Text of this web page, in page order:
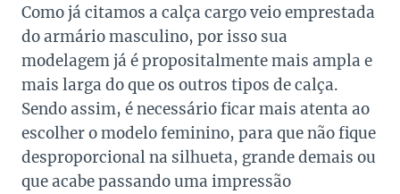
Como já citamos a calça cargo veio emprestada
do armário masculino, por isso sua
modelagem já é propositalmente mais ampla e
mais larga do que os outros tipos de calça.
Sendo assim, é necessário ficar mais atenta ao
escolher o modelo feminino, para que não fique
desproporcional na silhueta, grande demais ou
que acabe passando uma impressão